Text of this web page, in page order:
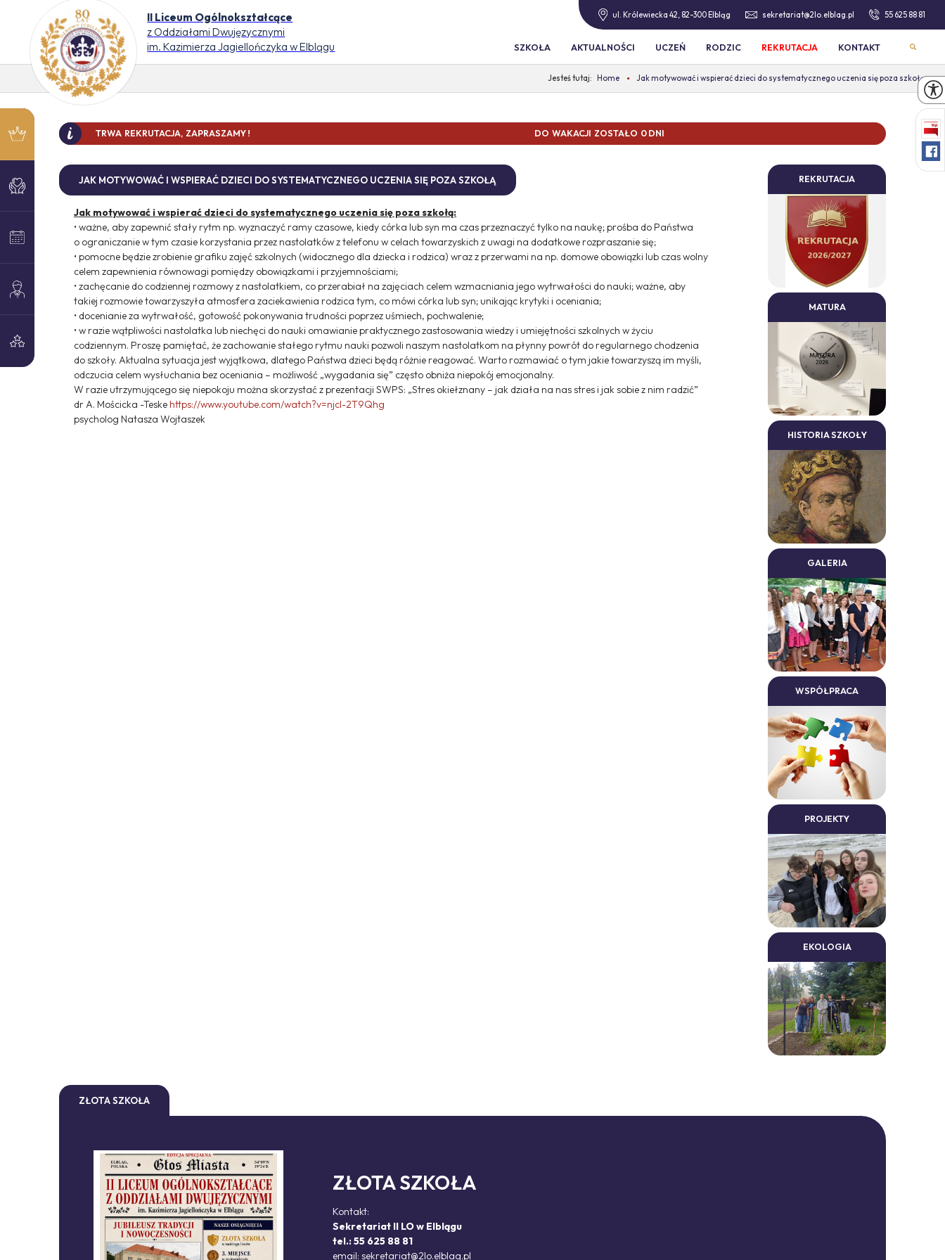
II Liceum Ogólnokształcące
z Oddziałami Dwujęzycznymi
im. Kazimierza Jagiellończyka w Elblągu
SZKOŁA AKTUALNOŚCI UCZEŃ RODZIC REKRUTACJA KONTAKT
ul. Królewiecka 42, 82-300 Elbląg sekretariat@2lo.elblag.pl 55 625 88 81
Home Jak motywować i wspierać dzieci do systematycznego uczenia się poza szkołą
TRWA REKRUTACJA, ZAPRASZAMY ! DO WAKACJI ZOSTAŁO 0 DNI
JAK MOTYWOWAĆ I WSPIERAĆ DZIECI DO SYSTEMATYCZNEGO UCZENIA SIĘ POZA SZKOŁĄ
Jak motywować i wspierać dzieci do systematycznego uczenia się poza szkołą:
• ważne, aby zapewnić stały rytm np. wyznaczyć ramy czasowe, kiedy córka lub syn ma czas przeznaczyć tylko na naukę; prośba do Państwa
o ograniczanie w tym czasie korzystania przez nastolatków z telefonu w celach towarzyskich z uwagi na dodatkowe rozpraszanie się;
• pomocne będzie zrobienie grafiku zajęć szkolnych (widocznego dla dziecka i rodzica) wraz z przerwami na np. domowe obowiązki lub czas wolny
celem zapewnienia równowagi pomiędzy obowiązkami i przyjemnościami;
• zachęcanie do codziennej rozmowy z nastolatkiem, co przerabiał na zajęciach celem wzmacniania jego wytrwałości do nauki; ważne, aby
takiej rozmowie towarzyszyła atmosfera zaciekawienia rodzica tym, co mówi córka lub syn; unikając krytyki i oceniania;
• docenianie za wytrwałość, gotowość pokonywania trudności poprzez uśmiech, pochwalenie;
• w razie wątpliwości nastolatka lub niechęci do nauki omawianie praktycznego zastosowania wiedzy i umiejętności szkolnych w życiu
codziennym. Proszę pamiętać, że zachowanie stałego rytmu nauki pozwoli naszym nastolatkom na płynny powrót do regularnego chodzenia
do szkoły. Aktualna sytuacja jest wyjątkowa, dlatego Państwa dzieci będą różnie reagować. Warto rozmawiać o tym jakie towarzyszą im myśli,
odczucia celem wysłuchania bez oceniania – możliwość „wygadania się” często obniża niepokój emocjonalny.
W razie utrzymującego się niepokoju można skorzystać z prezentacji SWPS: „Stres okiełznany – jak działa na nas stres i jak sobie z nim radzić”
dr A. Mościcka -Teske https://www.youtube.com/watch?v=njcl-2T9Qhg
psycholog Natasza Wojtaszek
REKRUTACJA
MATURA
HISTORIA SZKOŁY
GALERIA
WSPÓŁPRACA
PROJEKTY
EKOLOGIA
ZŁOTA SZKOŁA
ZŁOTA SZKOŁA
Kontakt:
Sekretariat II LO w Elblągu
tel.: 55 625 88 81
email: sekretariat@2lo.elblag.pl